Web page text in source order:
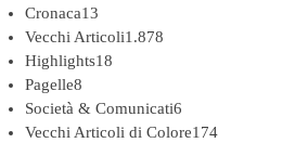
Cronaca13
Vecchi Articoli1.878
Highlights18
Pagelle8
Società & Comunicati6
Vecchi Articoli di Colore174